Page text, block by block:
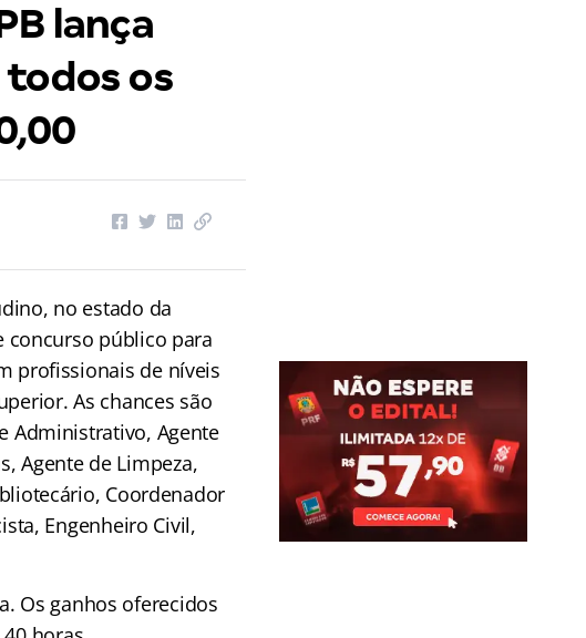
lança
todos os
no estado da
concurso público para
profissionais de níveis
As chances são
Administrativo, Agente
Agente de Limpeza,
Coordenador
Engenheiro Civil,
Os ganhos oferecidos